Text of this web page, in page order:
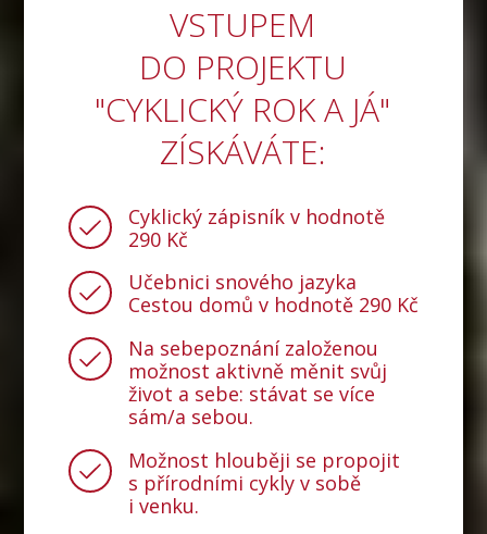
VSTUPEM
DO PROJEKTU
"CYKLICKÝ ROK A JÁ"
ZÍSKÁVÁTE:
Cyklický zápisník v hodnotě
290 Kč
Učebnici snového jazyka
Cestou domů v hodnotě 290 Kč
Na sebepoznání založenou
možnost aktivně měnit svůj
život a sebe: stávat se více
sám/a sebou.
Možnost hlouběji se propojit
s přírodními cykly v sobě
i venku.